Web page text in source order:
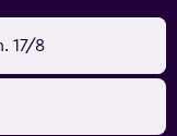
de ocio y
bañera de
24 horas.
17/8